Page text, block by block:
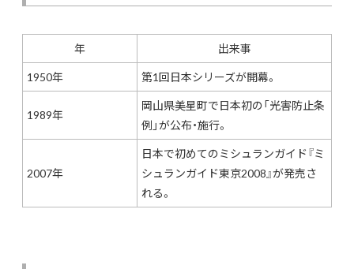
年
出来事
1950年
第1回日本シリーズが開幕。
1989年
岡山県美星町で日本初の「光害防止条
例」が公布・施行。
2007年
日本で初めてのミシュランガイド『ミ
シュランガイド東京2008』が発売さ
れる。